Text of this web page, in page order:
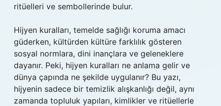
ritüelleri ve sembollerinde bulur.
Hijyen kuralları, temelde sağlığı koruma amacı
güderken, kültürden kültüre farklılık gösteren
sosyal normlara, dini inançlara ve geleneklere
dayanır. Peki, hijyen kuralları ne anlama gelir ve
dünya çapında ne şekilde uygulanır? Bu yazı,
hijyenin sadece bir temizlik alışkanlığı değil, aynı
zamanda topluluk yapıları, kimlikler ve ritüellerle